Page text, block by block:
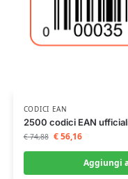
CODICI EAN
2500 codici EAN
€74,88 €56,16
Aggiungi